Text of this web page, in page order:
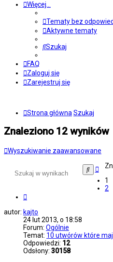
Więcej…
Tematy bez
Aktywne tematy
Szukaj
FAQ
Zaloguj się
Zarejestruj się
Strona główna Szukaj
Znaleziono 12 wyników
Wyszukiwanie zaawansowane
Szukaj
1
2
autor: kajto
24 lut 2013, o 18:58
Forum: Ogólnie
Temat: 10 utwórów które
Odpowiedzi: 12
Odsłony: 30158